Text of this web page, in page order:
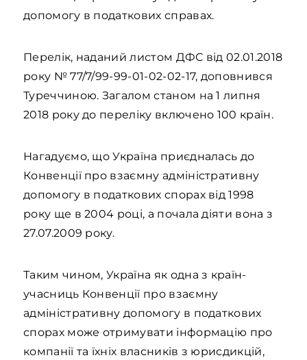
допомогу в податкових справах.
Перелік, наданий листом ДФС від 02.01.2018
року № 77/7/99-99-01-02-02-17, доповнився
Туреччиною. Загалом станом на 1 липня
2018 року до переліку включено 100 країн.
Нагадуємо, що Україна приєдналась до
Конвенції про взаємну адміністративну
допомогу в податкових спорах від 1998
року ще в 2004 році, а почала діяти вона з
27.07.2009 року.
Таким чином, Україна як одна з країн-
учасниць Конвенції про взаємну
адміністративну допомогу в податкових
спорах може отримувати інформацію про
компанії та їхніх власників з юрисдикцій,